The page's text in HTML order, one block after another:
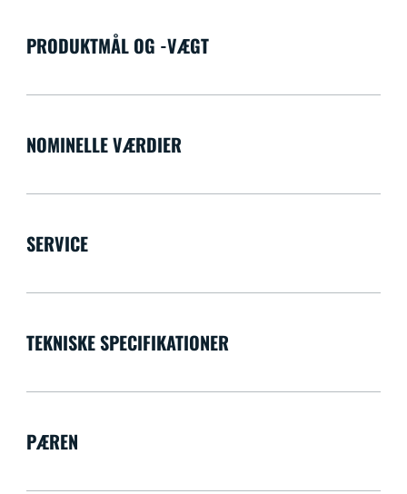
PRODUKTMÅL OG -VÆGT
NOMINELLE VÆRDIER
SERVICE
TEKNISKE SPECIFIKATIONER
PÆREN